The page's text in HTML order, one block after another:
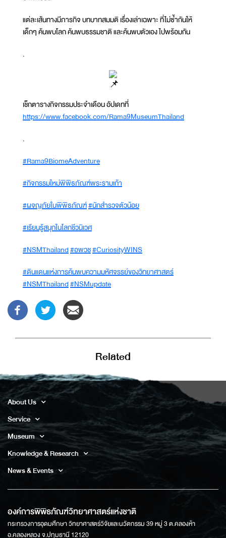
แต่ละเส้นทางมีภารกิจ บทบาทสมมติ เรื่องเล่าเฉพาะ ที่ไม่ซ้ำกันให้
เด็กๆ ค้นพบโลก ค้นพบธรรมชาติ และค้นพบตัวเอง ไปพร้อมกัน
.
เช็กตารางกิจกรรมประจำเดือน อัปเดทที่
https://www.facebook.com/Rama9MuseumThailand
.
#Rama9BiomeAdventure
#กิจกรรมใหม่พิพิธภัณฑ์พระรามเก้า
#ผจญภัยในพิพิธภัณฑ์#นักสำรวจตัวน้อย
#เรียนรู้สนุกในโลกชีวนิเวศ
#NSMThailand#อพวช#CuriosityWINS
#ดินแดนแห่งการค้นพบความมหัศจรรย์ของวิทยาศาสตร์
#NSMThailand#NSMupdate
Related
About Us
Service
Museum
Knowledge & Research
News & Events
องค์การพิพิธภัณฑ์วิทยาศาสตร์แห่งชาติ
กระทรวงการอุดมศึกษา วิทยาศาสตร์วิจัยและนวัตกรรม 39 หมู่ 3 ต.คลองห้า
อ.คลองหลวง จ.ปทุมธานี 12120